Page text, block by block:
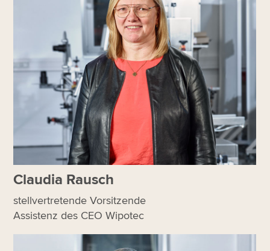
Claudia Rausch
stellvertretende Vorsitzende
Assistenz des CEO Wipotec